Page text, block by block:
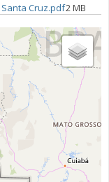
Cruz.pdf2 MB